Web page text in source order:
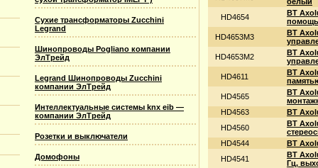
Сухие трансформаторы Zucchini
Legrand
Шинопроводы Pogliano компании
ЭлТрейд
Legrand Шинопроводы Zucchini
компании ЭлТрейд
Интеллектуальные системы knx eib —
компании ЭлТрейд
Розетки и выключатели
Домофоны
HD4654
BT
HD4653M3
BT
HD4653M2
BT
HD4611
BT
HD4565
BT
HD4563
BT
HD4560
BT
HD4544
BT
HD4541
BT
Гц,